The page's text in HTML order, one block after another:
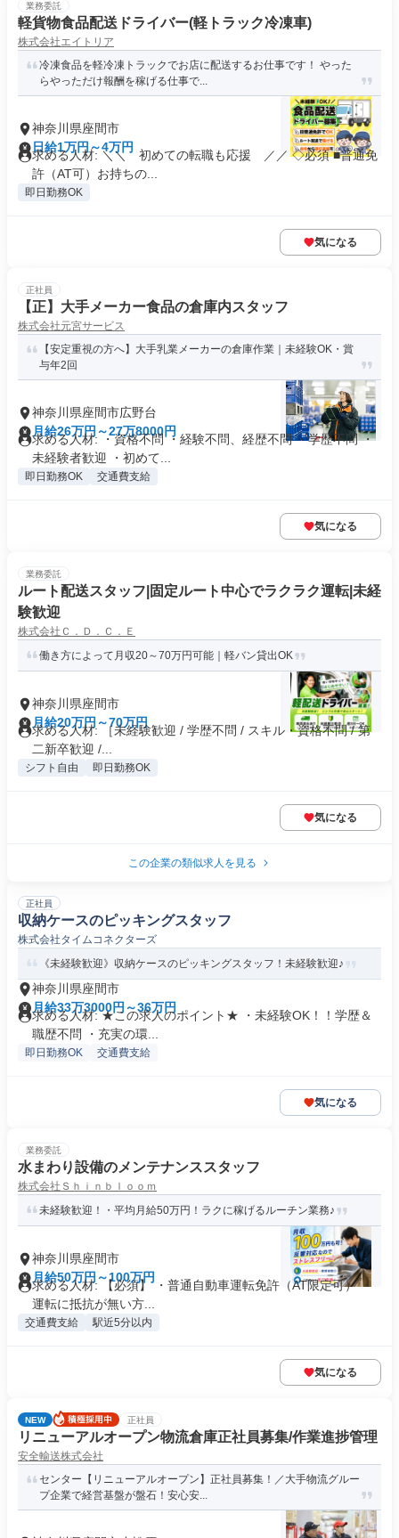
業務委託
軽貨物食品配送ドライバー(軽トラック冷凍車)
株式会社エイトリア
冷凍食品を軽冷凍トラックでお店に配送するお仕事です！ やった
らやっただけ報酬を稼げる仕事で...
神奈川県座間市
日給1万円～4万円
求める人材: ＼＼ 初めての転職も応援 ／／ ◇必須 ■普通免
許（AT可）お持ちの...
即日勤務OK
気になる
正社員
【正】大手メーカー食品の倉庫内スタッフ
株式会社元宮サービス
【安定重視の方へ】大手乳業メーカーの倉庫作業｜未経験OK・賞
与年2回
神奈川県座間市広野台
月給26万円～27万8000円
求める人材: ・資格不問 ・経験不問、経歴不問 ・学歴不問 ・
未経験者歓迎 ・初めて...
即日勤務OK 交通費支給
気になる
業務委託
ルート配送スタッフ|固定ルート中心でラクラク運転|未経
験歓迎
株式会社Ｃ．Ｄ．Ｃ．Ｅ
働き方によって月収20～70万円可能｜軽バン貸出OK
神奈川県座間市
月給20万円～70万円
求める人材: ［未経験歓迎 / 学歴不問 / スキル・資格不問 / 第
二新卒歓迎 /...
シフト自由 即日勤務OK
気になる
この企業の類似求人を見る
正社員
収納ケースのピッキングスタッフ
株式会社タイムコネクターズ
《未経験歓迎》収納ケースのピッキングスタッフ！未経験歓迎♪
神奈川県座間市
月給33万3000円～36万円
求める人材: ★この求人のポイント★ ・未経験OK！！学歴＆
職歴不問 ・充実の環...
即日勤務OK 交通費支給
気になる
業務委託
水まわり設備のメンテナンススタッフ
株式会社Ｓｈｉｎｂｌｏｏｍ
未経験歓迎！・平均月給50万円！ラクに稼げるルーチン業務♪
神奈川県座間市
月給50万円～100万円
求める人材: 【必須】 ・普通自動車運転免許（AT限定可） ・
運転に抵抗が無い方...
交通費支給 駅近5分以内
気になる
NEW 正社員
リニューアルオープン物流倉庫正社員募集/作業進捗管理
安全輸送株式会社
センター【リニューアルオープン】正社員募集！／大手物流グルー
プ企業で経営基盤が盤石！安心安...